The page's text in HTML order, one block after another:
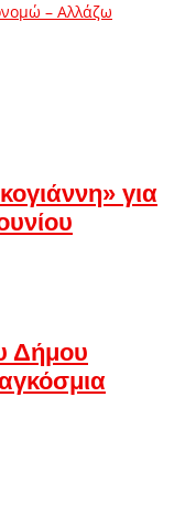
– Αλλάζω
για
Δήμου